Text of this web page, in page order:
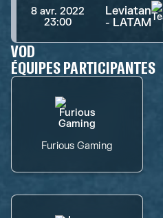
8 avr. 2022
23:00
Leviatan
- LATAM
VOD
ÉQUIPES PARTICIPANTES
Furious Gaming